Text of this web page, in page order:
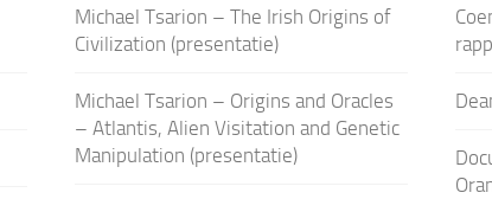
Michael Tsarion – The Irish Origins of
Civilization (presentatie)
Michael Tsarion – Origins and Oracles
– Atlantis, Alien Visitation and Genetic
Manipulation (presentatie)